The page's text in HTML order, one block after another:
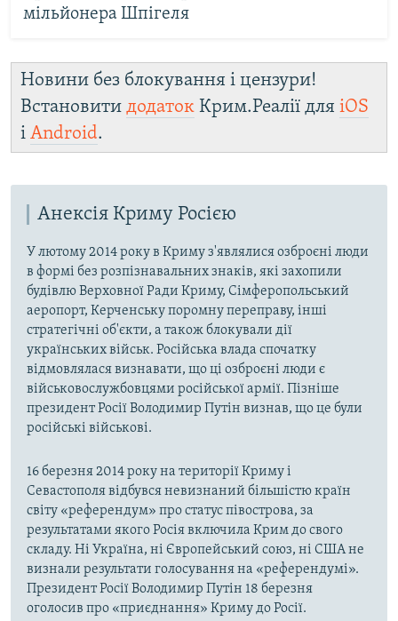
мільйонера Шпігеля
Новини без блокування і цензури!
Встановити додаток Крим.Реалії для iOS
і Android.
Анексія Криму Росією
У лютому 2014 року в Криму з'являлися озброєні люди
в формі без розпізнавальних знаків, які захопили
будівлю Верховної Ради Криму, Сімферопольський
аеропорт, Керченську поромну переправу, інші
стратегічні об'єкти, а також блокували дії
українських військ. Російська влада спочатку
відмовлялася визнавати, що ці озброєні люди є
військовослужбовцями російської армії. Пізніше
президент Росії Володимир Путін визнав, що це були
російські військові.
16 березня 2014 року на території Криму і
Севастополя відбувся невизнаний більшістю країн
світу «референдум» про статус півострова, за
результатами якого Росія включила Крим до свого
складу. Ні Україна, ні Європейський союз, ні США не
визнали результати голосування на «референдумі».
Президент Росії Володимир Путін 18 березня
оголосив про «приєднання» Криму до Росії.